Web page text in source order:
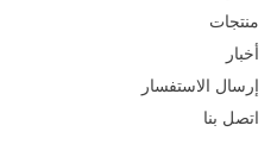
منتجات
أخبار
إرسال الاستفسار
اتصل بنا